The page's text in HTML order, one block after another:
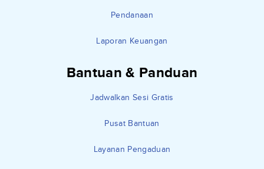
Pendanaan
Laporan Keuangan
Bantuan & Panduan
Jadwalkan Sesi Gratis
Pusat Bantuan
Layanan Pengaduan